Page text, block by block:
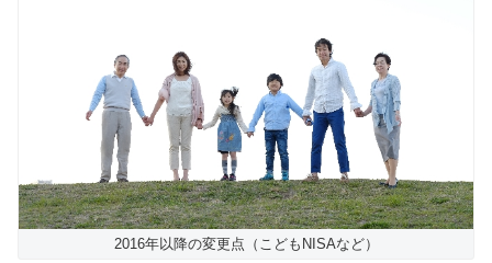
2016年以降の変更点（こどもNISAなど）